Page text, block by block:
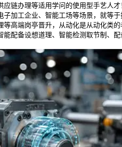
应链办理等适用学问的使用型手艺人
子加工企业、智能工场等场景，就等
等高端岗亭晋升，从动化是从动化类
能配备设想道理、智能检测取节制、